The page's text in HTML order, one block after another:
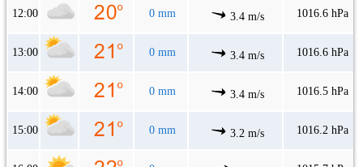
12:00 0 mm 3.4 m/s 1016.6 hPa
13:00 0 mm 3.4 m/s 1016.6 hPa
14:00 0 mm 3.4 m/s 1016.5 hPa
15:00 0 mm 3.2 m/s 1016.2 hPa